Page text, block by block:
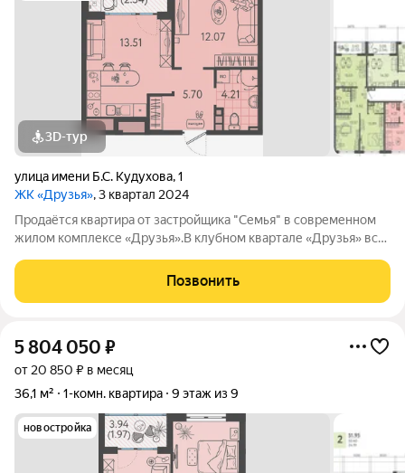
3D-тур
улица имени Б.С. Кудухова,1
ЖК «Друзья», 3 квартал 2024
Продаётся квартира от застройщика "Семья" в современном
жилом комплексе «Друзья».В клубном квартале «Друзья» все
Бесплатные игровая комната для детей и антикафе для
подростков; Широкие лоджии до 1,5
Позвонить
5 804 050 ₽
от 20 850 ₽ в месяц
36,1 м²
1-комн. квартира 9 этаж из 9
новостройка